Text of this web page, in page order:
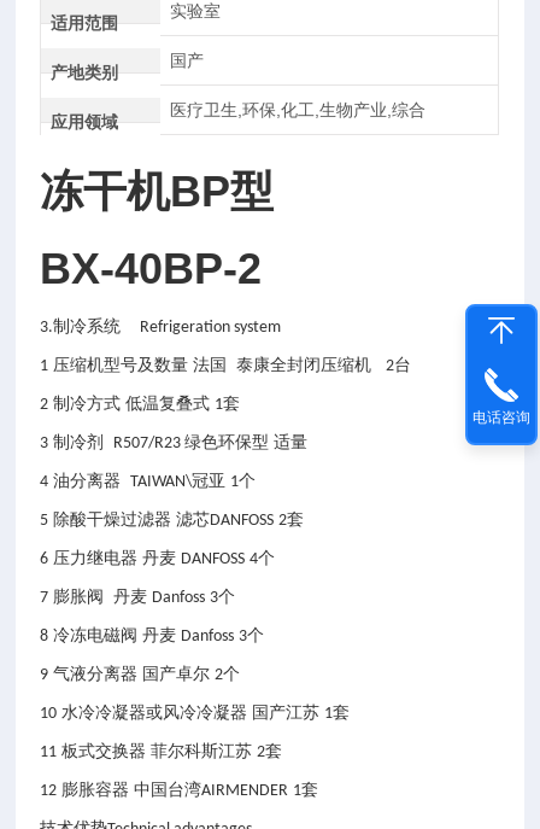
适用范围
实验室
产地类别
国产
应用领域
医疗卫生,环保,化工,生物产业,综合
冻干机BP型
BX-40BP-2
3.制冷系统 Refrigeration system
1 压缩机型号及数量法国 泰康全封闭压缩机 2台
2 制冷方式 低温复叠式 1套
3 制冷剂 R507/R23绿色环保型 适量
4 油分离器 TAIWAN\冠亚 1个
5 除酸干燥过滤器滤芯DANFOSS 2套
6 压力继电器丹麦 DANFOSS 4个
7 膨胀阀 丹麦 Danfoss 3个
8 冷冻电磁阀丹麦 Danfoss 3个
9 气液分离器 国产卓尔2个
10 水冷冷凝器或风冷冷凝器 国产江苏 1套
11 板式交换器 菲尔科斯江苏2套
12 膨胀容器中国台湾AIRMENDER 1套
电话咨询